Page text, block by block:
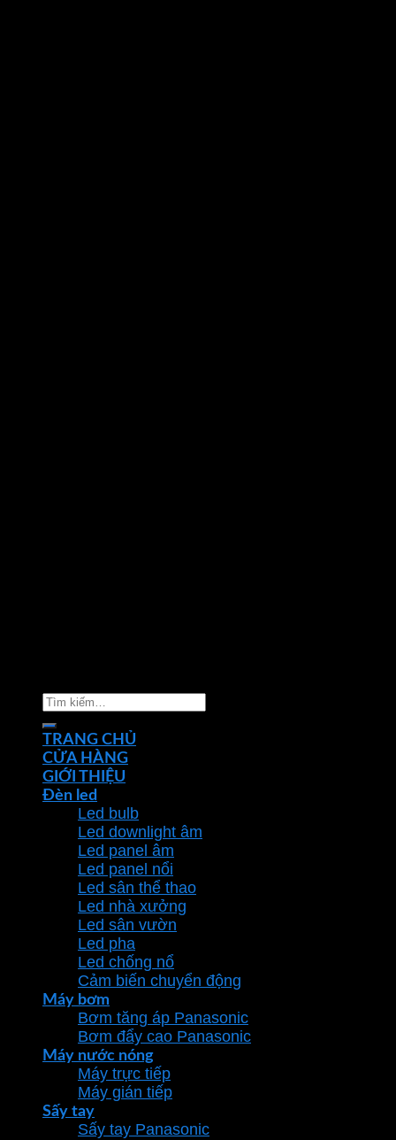
Tìm
kiếm:
TRANG CHỦ
CỬA HÀNG
GIỚI THIỆU
Đèn led
Led bulb
Led downlight âm
Led panel âm
Led panel nổi
Led sân thể thao
Led nhà xưởng
Led sân vườn
Led pha
Led chống nổ
Cảm biến chuyển động
Máy bơm
Bơm tăng áp Panasonic
Bơm đẩy cao Panasonic
Máy nước nóng
Máy trực tiếp
Máy gián tiếp
Sấy tay
Sấy tay Panasonic